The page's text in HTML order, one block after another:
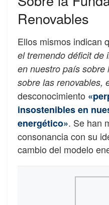
Renovables
Ellos mismos indican
el tremendo déficit de
en nuestro país
sobre las renovables,
desconocimiento
insostenibles en
energético». Se han
consonancia con su
cambio del modelo